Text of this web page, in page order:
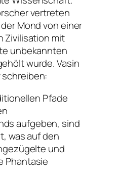
vertreten
Mond von einer
Zivilisation mit
unbekannten
wurde. Vasin
Pfade
aufgeben, sind
was auf den
und
Phantasie